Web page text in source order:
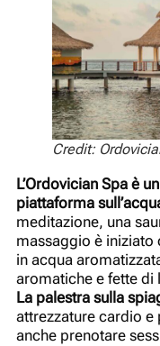
Credit:
L’Ordovician Spa è
piattaforma
meditazione, una
massaggio è iniziato
in acqua
aromatiche e fette di
La palestra sulla
attrezzature cardio
anche prenotare